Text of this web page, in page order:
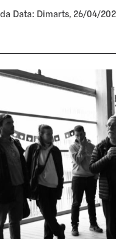
Data: Dimarts, 26/04/